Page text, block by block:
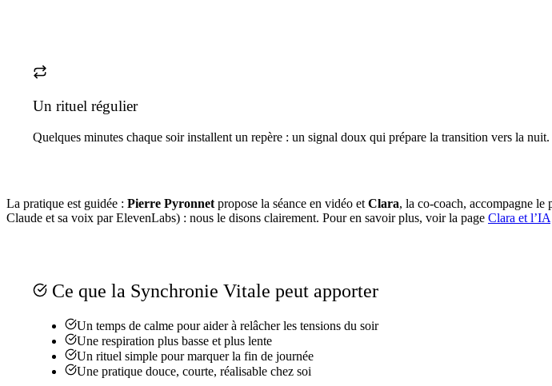
Un rituel régulier
Quelques minutes chaque soir installent un repère : un signal doux qui prépare la transition vers la nuit.
La pratique est guidée : Pierre Pyronnet propose la séance en vidéo et Clara, la co-coach, accompagne le
Claude et sa voix par ElevenLabs) : nous le disons clairement. Pour en savoir plus, voir la page Clara et l’IA
Ce que la Synchronie Vitale peut apporter
Un temps de calme pour aider à relâcher les tensions du soir
Une respiration plus basse et plus lente
Un rituel simple pour marquer la fin de journée
Une pratique douce, courte, réalisable chez soi